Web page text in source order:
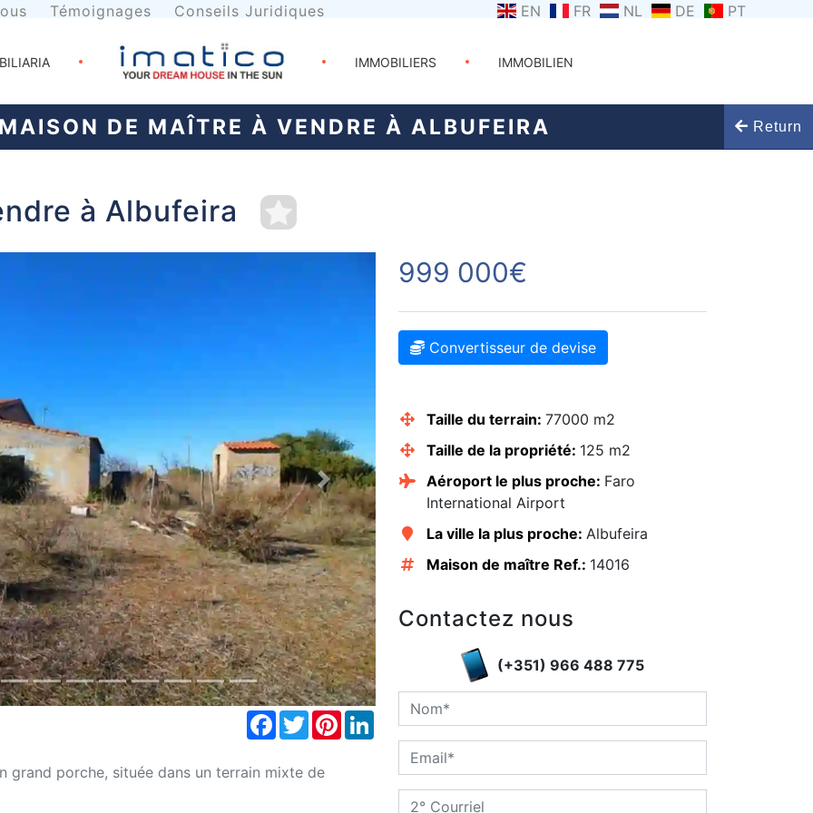
Témoignages Conseils Juridiques EN FR NL DE PT
IMMOBILIERS IMMOBILIEN
MAISON DE MAÎTRE À VENDRE À ALBUFEIRA Return
à Albufeira
Next
Facebook
TwitterPinterestLinkedIn
grand porche, située dans un terrain mixte de
999 000€
Convertisseur de devise
Taille du terrain: 77000 m2
Taille de la propriété: 125 m2
Aéroport le plus proche: Faro
International Airport
La ville la plus proche: Albufeira
Maison de maître Ref.: 14016
Contactez nous
(+351) 966 488 775